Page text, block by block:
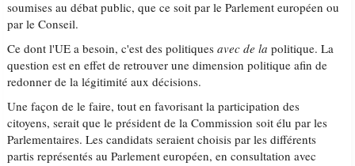
soumises au débat public, que ce soit par le Parlement européen ou
par le Conseil.
Ce dont l'UE a besoin, c'est des politiquesavec de la politique. La
question est en effet de retrouver une dimension politique afin de
redonner de la légitimité aux décisions.
Une façon de le faire, tout en favorisant la participation des
citoyens, serait que le président de la Commission soit élu par les
Parlementaires. Les candidats seraient choisis par les différents
partis représentés au Parlement européen, en consultation avec